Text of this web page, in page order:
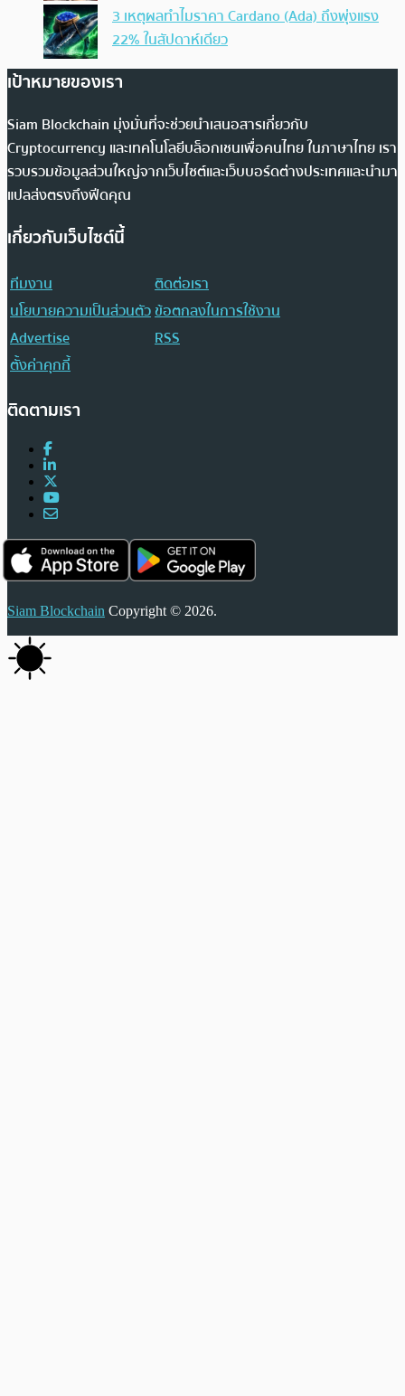
3 เหตุผลทำไมราคา Cardano (Ada) ถึงพุ่งแรง
22% ในสัปดาห์เดียว
เป้าหมายของเรา
Siam Blockchain มุ่งมั่นที่จะช่วยนำเสนอสารเกี่ยวกับ
Cryptocurrency และเทคโนโลยีบล็อกเชนเพื่อคนไทย ในภาษาไทย เรา
รวบรวมข้อมูลส่วนใหญ่จากเว็บไซต์และเว็บบอร์ดต่างประเทศและนำมา
แปลส่งตรงถึงฟีดคุณ
เกี่ยวกับเว็บไซต์นี้
ทีมงาน
ติดต่อเรา
นโยบายความเป็นส่วนตัวข้อตกลงในการใช้งาน
Advertise
RSS
ตั้งค่าคุกกี้
ติดตามเรา
Siam Blockchain Copyright © 2026.